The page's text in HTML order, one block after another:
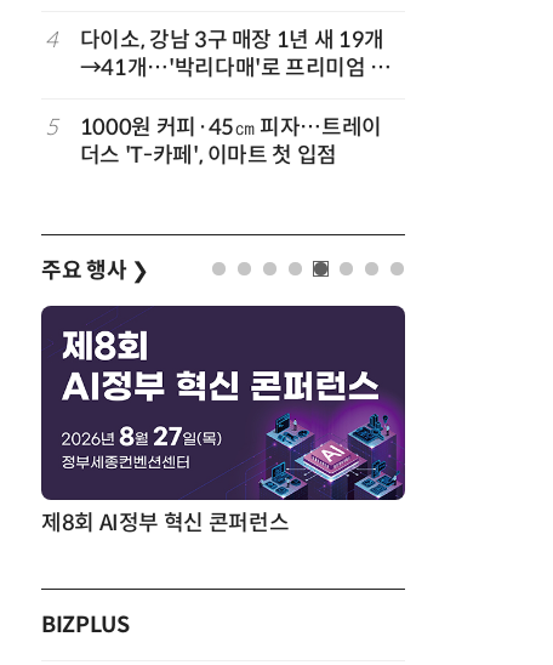
4
다이소, 강남 3구 매장 1년 새 19개
→41개…'박리다매'로 프리미엄 상
5
1000원 커피·45㎝ 피자…트레이
더스 'T-카페', 이마트 첫 입점
주요 행사 ❯
제8회 AI정부 혁신 콘퍼런스
BIZPLUS